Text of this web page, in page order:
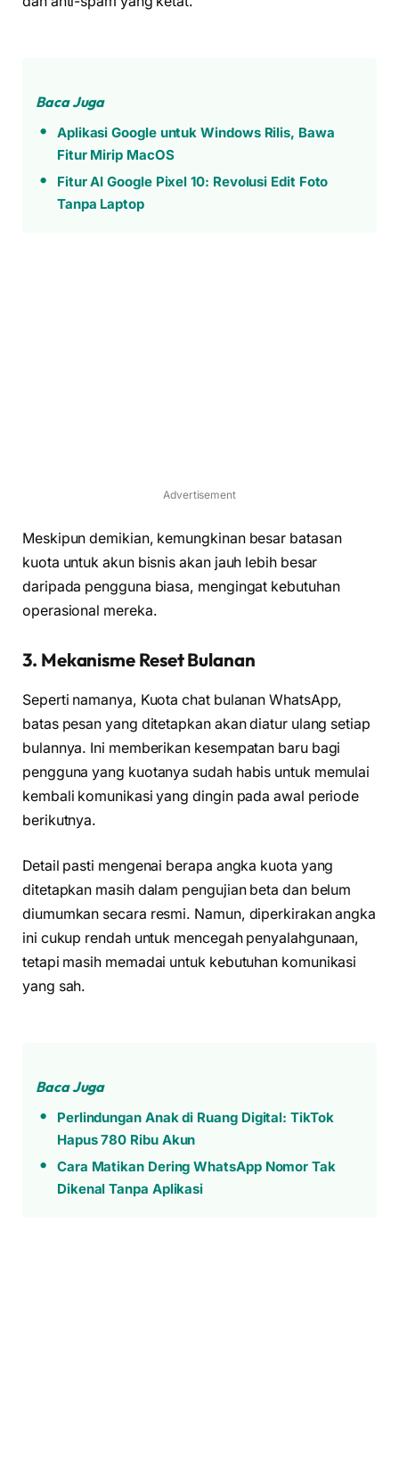
Baca Juga
Aplikasi Google untuk Windows Rilis, Bawa
Fitur Mirip MacOS
Fitur AI Google Pixel 10: Revolusi Edit Foto
Tanpa Laptop
Advertisement
Meskipun demikian, kemungkinan besar batasan
kuota untuk akun bisnis akan jauh lebih besar
daripada pengguna biasa, mengingat kebutuhan
operasional mereka.
3. Mekanisme Reset Bulanan
Seperti namanya, Kuota chat bulanan WhatsApp,
batas pesan yang ditetapkan akan diatur ulang setiap
bulannya. Ini memberikan kesempatan baru bagi
pengguna yang kuotanya sudah habis untuk memulai
kembali komunikasi yang dingin pada awal periode
berikutnya.
Detail pasti mengenai berapa angka kuota yang
ditetapkan masih dalam pengujian beta dan belum
diumumkan secara resmi. Namun, diperkirakan angka
ini cukup rendah untuk mencegah penyalahgunaan,
tetapi masih memadai untuk kebutuhan komunikasi
yang sah.
Baca Juga
Perlindungan Anak di Ruang Digital: TikTok
Hapus 780 Ribu Akun
Cara Matikan Dering WhatsApp Nomor Tak
Dikenal Tanpa Aplikasi